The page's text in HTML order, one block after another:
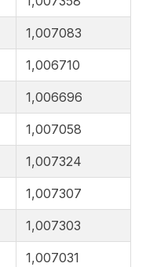
1,007083
1,006710
1,006696
1,007058
1,007324
1,007307
1,007303
1,007031